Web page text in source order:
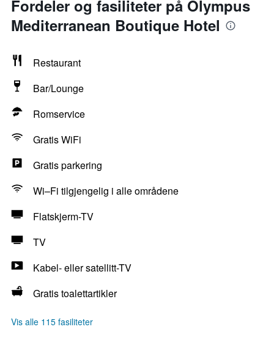
Fordeler og fasiliteter på Olympus
Mediterranean Boutique Hotel
Restaurant
Bar/Lounge
Romservice
Gratis WiFi
Gratis parkering
Wi–Fi tilgjengelig i alle områdene
Flatskjerm-TV
TV
Kabel- eller satellitt-TV
Gratis toalettartikler
Vis alle 115 fasiliteter